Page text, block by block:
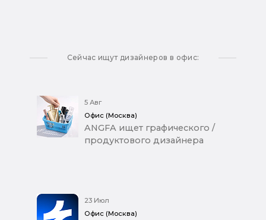
Сейчас ищут дизайнеров в офис:
5 Авг
Офис (Москва)
ANGFA ищет графического /
продуктового дизайнера
23 Июл
Офис (Москва)